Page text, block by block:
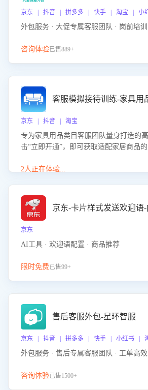
京东 | 抖音 | 拼多多 | 快手 | 淘宝 | 小
外包服务 · 大促专属客服团队 · 岗前培训
咨询体验已售889+
客服模拟接待训练-家具用
京东 | 抖音 | 淘宝
专为家具用品类目客服团队量身打造的
击“立即开通”，即可获取适配家居商品
能、尺寸参数咨询等高频场景下的专业应
2人正在体验...
京东
AI工具 · 欢迎语配置 · 商品推荐
限时免费已售99+
售后客服外包-星环智服
京东 | 抖音 | 拼多多 | 快手 | 小红书 |
外包服务 · 售后专属客服团队 · 工单高
咨询体验已售1500+